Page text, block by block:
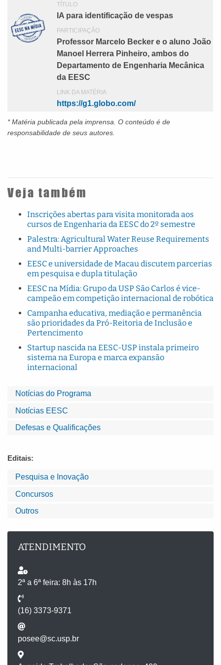
Notícias do Programa
Notícias EESC
Defesas e Qualificações
Editais:
Pesquisa e Inovação
Concursos
Outros
ATENDIMENTO
2ª a 6ª feira: 8h às 17h
(16) 3373-9371
posee@sc.usp.br
TÍTULO
IA para identificação de vespas
PARTICIPAÇÃO
Professor Marcelo Becker e o aluno João
Manoel Herrera Pinheiro, ambos do
Departamento de Engenharia Mecânica
da EESC
LINK DA MATÉRIA
https://g1.globo.com/
* Matéria publicada pela imprensa . O conteúdo é de
responsabilidade de seus autores.
Veja também
Inscrições abertas para visita monitorada aos
cursos de Engenharia da EESC do 2º semestre
Palestra: Agricultural Water Reuse Requirements
and Multi-barrier Approaches
EESC e universidade de Macau discutem parcerias
em pesquisa e dupla titulação
EESC na Mídia: Grupo da USP São Carlos é vice-
campeão em competição internacional de robótica
Campanha educativa, mediação e permanência
são prioridades da Pró-Reitoria de Inclusão e
Pertencimento
Startup nascida na EESC-USP instala primeiro
sistema na Europa e marca expansão
internacional